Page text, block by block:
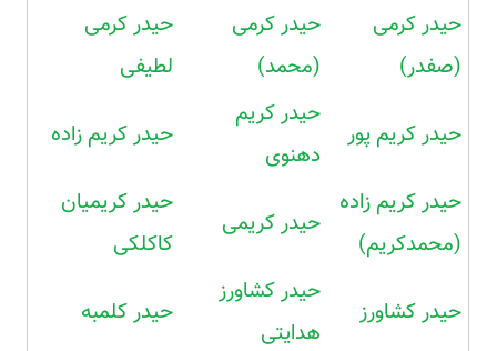
حیدر کرمی
(صفدر)
حیدر کرمی
(محمد)
حیدر کرمی
لطیفی
حیدر کریم پور
حیدر کریم
دهنوی
حیدر کریم زاده
حیدر کریم زاده
(محمدکریم)
حیدر کریمی
حیدر کریمیان
کاکلکی
حیدر کشاورز
حیدر کشاورز
هدایتی
حیدر کلمبه